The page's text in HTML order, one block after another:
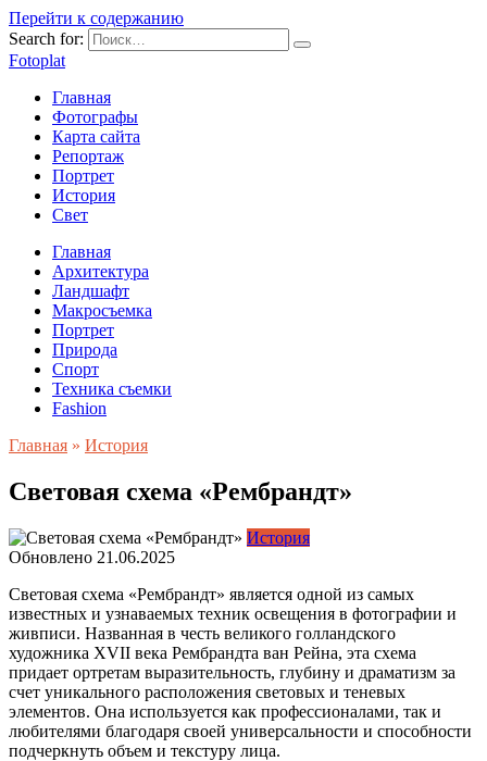
Перейти к содержанию
Search for:
Fotoplat
Главная
Фотографы
Карта сайта
Репортаж
Портрет
История
Свет
Главная
Архитектура
Ландшафт
Макросъемка
Портрет
Природа
Спорт
Техника съемки
Fashion
Главная » История
Световая схема «Рембрандт»
История
Обновлено 21.06.2025
Световая схема «Рембрандт» является одной из самых
известных и узнаваемых техник освещения в фотографии и
живписи. Названная в честь великого голландского
художника XVII века Рембрандта ван Рейна, эта схема
придает ортретам выразительность, глубину и драматизм за
счет уникального расположения световых и теневых
элементов. Она используется как профессионалами, так и
любителями благодаря своей универсальности и способности
подчеркнуть объем и текстуру лица.